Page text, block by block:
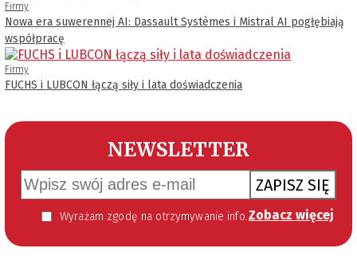
Firmy
Nowa era suwerennej AI: Dassault Systèmes i Mistral AI pogłębiają
współpracę
Firmy
FUCHS i LUBCON łączą siły i lata doświadczenia
NEWSLETTER
ZAPISZ SIĘ
Wyrażam zgodę na otrzymywanie informacji handlowej kierowanej do mnie za pomocą środków komunikacji elektronicznej w szczególności poczty elektronicznej zgodnie z przepisem art. 10 ust 2 ustawy z dnia 18 lipca 2002 roku o świadczeniu usług drogą elektroniczną (Dz. U. 144 z 2002 r. poz. 1204). Zgoda jest dobrowolna, jednak jej wyrażenie jest konieczne, aby otrzymywać newsletter. Zobacz więcej